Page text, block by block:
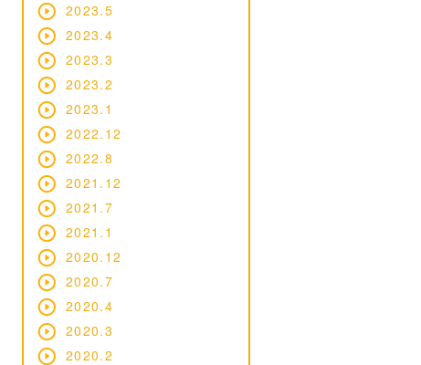
2023.5
2023.4
2023.3
2023.2
2023.1
2022.12
2022.8
2021.12
2021.7
2021.1
2020.12
2020.7
2020.4
2020.3
2020.2